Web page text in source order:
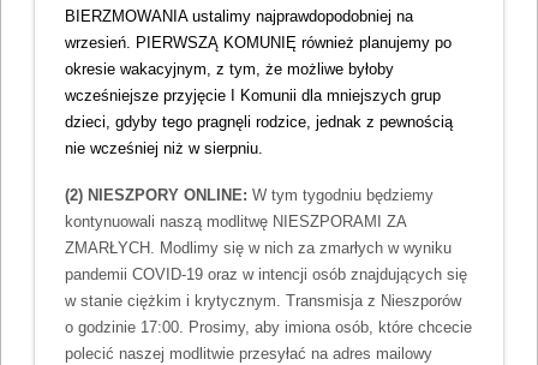
BIERZMOWANIA ustalimy najprawdopodobniej na
wrzesień. PIERWSZĄ KOMUNIĘ również planujemy po
okresie wakacyjnym, z tym, że możliwe byłoby
wcześniejsze przyjęcie I Komunii dla mniejszych grup
dzieci, gdyby tego pragnęli rodzice, jednak z pewnością
nie wcześniej niż w sierpniu.
(2) NIESZPORY ONLINE: W tym tygodniu będziemy
kontynuowali naszą modlitwę NIESZPORAMI ZA
ZMARŁYCH. Modlimy się w nich za zmarłych w wyniku
pandemii COVID-19 oraz w intencji osób znajdujących się
w stanie ciężkim i krytycznym. Transmisja z Nieszporów
o godzinie 17:00. Prosimy, aby imiona osób, które chcecie
polecić naszej modlitwie przesyłać na adres mailowy